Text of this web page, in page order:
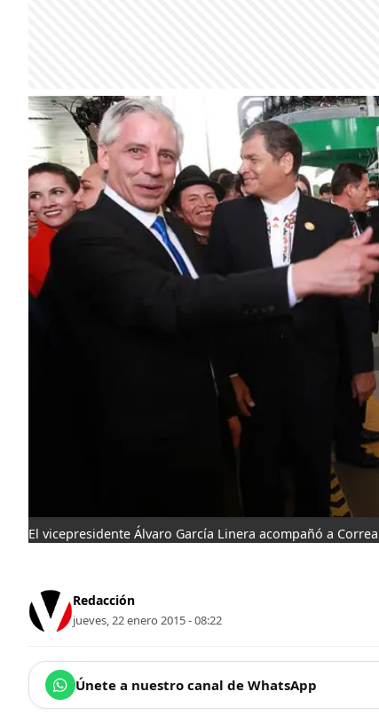
El vicepresidente Álvaro García Linera acompañó a
Redacción
jueves, 22 enero 2015 - 08:22
Únete a nuestro canal de WhatsApp